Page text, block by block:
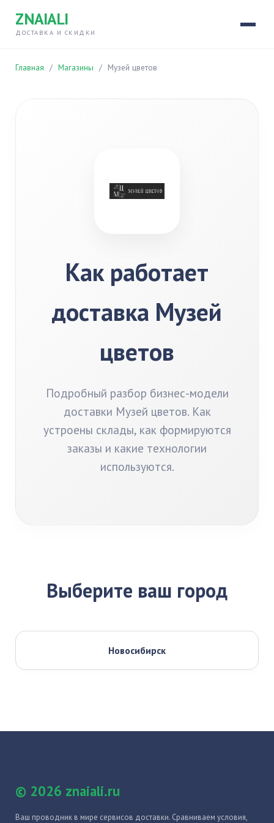
ZNAIALI
ДОСТАВКА И СКИДКИ
Главная / Магазины / Музей цветов
Как работает
доставка Музей
цветов
Подробный разбор бизнес-модели
доставки Музей цветов. Как
устроены склады, как формируются
заказы и какие технологии
используются.
Выберите ваш город
Новосибирск
© 2026 znaiali.ru
Ваш проводник в мире сервисов доставки. Сравниваем условия,